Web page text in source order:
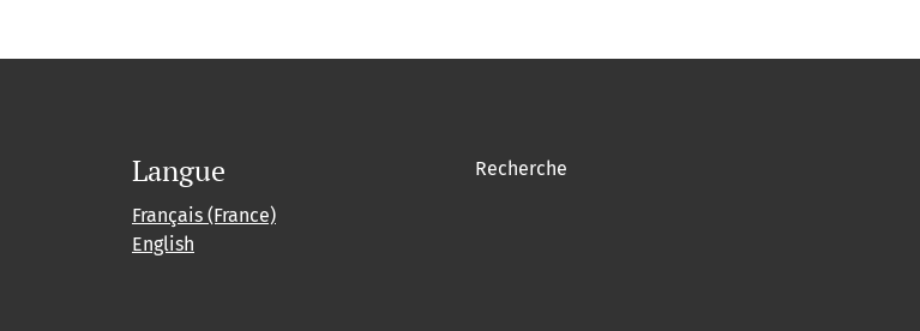
Langue
Français (France)
English
Recherche